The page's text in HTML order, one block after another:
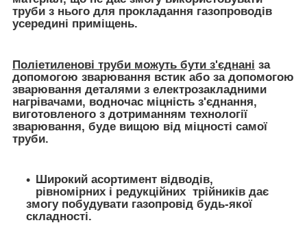
труби з нього для прокладання газопроводів
усередині приміщень.
Поліетиленові труби можуть бути з'єднані за
допомогою зварювання встик або за допомогою
зварювання деталями з електрозакладними
нагрівачами, водночас міцність з'єднання,
виготовленого з дотриманням технології
зварювання, буде вищою від міцності самої
труби.
Широкий асортимент відводів,
рівномірних і редукційних трійників дає
змогу побудувати газопровід будь-якої
складності.